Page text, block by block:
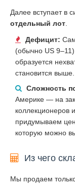
Далее вступает в
отдельный лот
Дефицит:
(обычно US
образуется
становится выше.
Сложность
Америке — на
коллекционеров
придумываем
которую можно
Из чего
Мы продаем